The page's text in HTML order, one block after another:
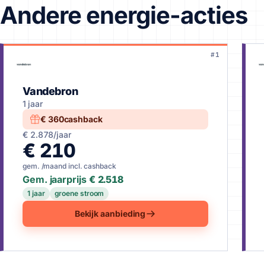
Andere energie-acties
#1
Vandebron
1 jaar
€ 360cashback
€ 2.878/jaar
€ 210
gem. /maand incl. cashback
Gem. jaarprijs € 2.518
1 jaar groene stroom
Bekijk aanbieding